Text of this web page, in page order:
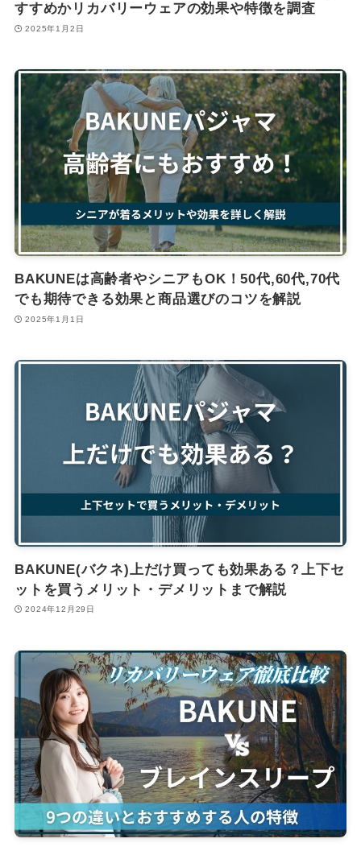
すすめかリカバリーウェアの効果や特徴を調査
2025年1月2日
BAKUNEは高齢者やシニアもOK！50代,60代,70代
でも期待できる効果と商品選びのコツを解説
2025年1月1日
BAKUNE(バクネ)上だけ買っても効果ある？上下セ
ットを買うメリット・デメリットまで解説
2024年12月29日